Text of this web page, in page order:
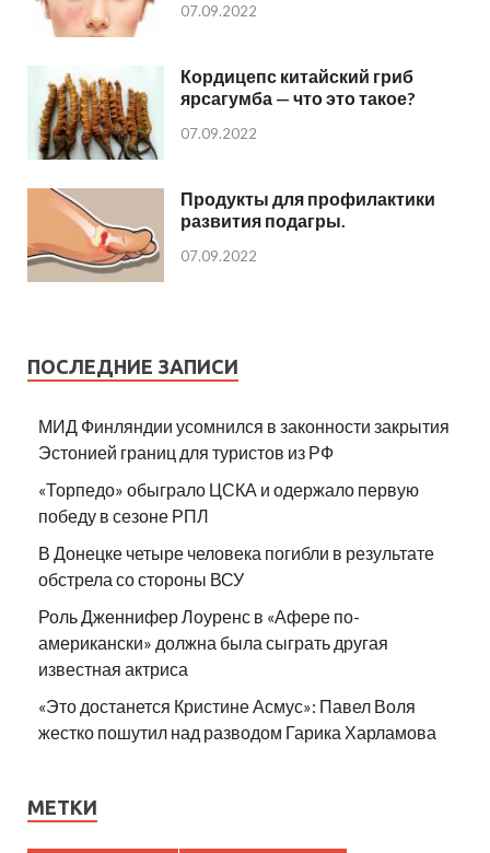
07.09.2022
Кордицепс китайский гриб
ярсагумба — что это такое?
07.09.2022
Продукты для профилактики
развития подагры.
07.09.2022
ПОСЛЕДНИЕ ЗАПИСИ
МИД Финляндии усомнился в законности закрытия
Эстонией границ для туристов из РФ
«Торпедо» обыграло ЦСКА и одержало первую
победу в сезоне РПЛ
В Донецке четыре человека погибли в результате
обстрела со стороны ВСУ
Роль Дженнифер Лоуренс в «Афере по-
американски» должна была сыграть другая
известная актриса
«Это достанется Кристине Асмус»: Павел Воля
жестко пошутил над разводом Гарика Харламова
МЕТКИ